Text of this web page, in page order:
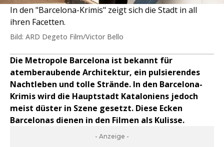
In den "Barcelona-Krimis" zeigt sich die Stadt in all
ihren Facetten.
Bild: ARD Degeto Film/Victor Bello
Die Metropole Barcelona ist bekannt für
atemberaubende Architektur, ein pulsierendes
Nachtleben und tolle Strände. In den Barcelona-
Krimis wird die Hauptstadt Kataloniens jedoch
meist düster in Szene gesetzt. Diese Ecken
Barcelonas dienen in den Filmen als Kulisse.
- Anzeige -